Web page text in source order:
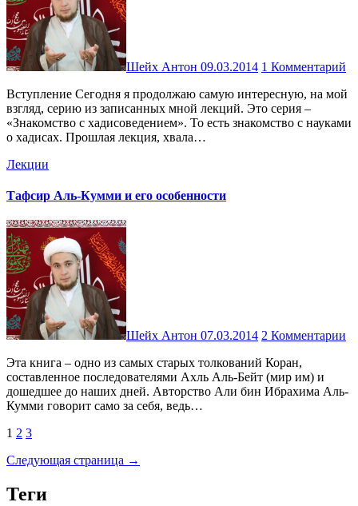
Шейх Антон 09.03.2014 1 Комментарий
Вступление Сегодня я продолжаю самую интересную, на мой
взгляд, серию из записанных мной лекций. Это серия –
«Знакомство с хадисоведением». То есть знакомство с науками
о хадисах. Прошлая лекция, хвала…
Лекции
Тафсир Аль-Кумми и его особенности
Шейх Антон 07.03.2014 2 Комментарии
Эта книга – одно из самых старых толкований Коран,
составленное последователями Ахль Аль-Бейт (мир им) и
дошедшее до наших дней. Авторство Али бин Ибрахима Аль-
Кумми говорит само за себя, ведь…
Пагинация
записей
1 2 3
Следующая страница →
Теги